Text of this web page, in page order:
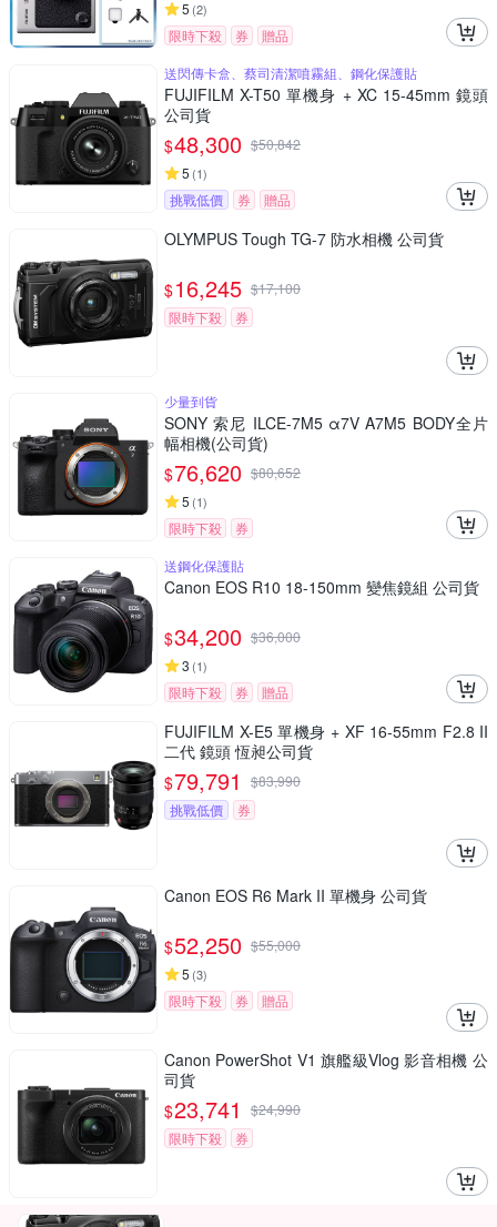
5 (2)
限時下殺 券
贈品
送閃傳卡盒、蔡司清潔噴霧組、鋼化保護貼
FUJIFILM X-T50 單機身 + XC 15-45mm 鏡頭
公司貨
$48,300 $50,842
5 (1)
挑戰低價 券 贈品
OLYMPUS Tough TG-7 防水相機 公司貨
$16,245 $17,100
限時下殺
券
少量到貨
SONY 索尼 ILCE-7M5 α7V A7M5 BODY全片
幅相機(公司貨)
$76,620 $80,652
5 (1)
限時下殺
券
送鋼化保護貼
Canon EOS R10 18-150mm 變焦鏡組 公司貨
$34,200 $36,000
3 (1)
限時下殺 券 贈品
FUJIFILM X-E5 單機身 + XF 16-55mm F2.8 II
二代 鏡頭 恆昶公司貨
$79,791 $83,990
挑戰低價
券
Canon EOS R6 Mark II 單機身 公司貨
$52,250 $55,000
5 (3)
限時下殺 券 贈品
Canon PowerShot V1 旗艦級Vlog 影音相機 公
司貨
$23,741 $24,990
限時下殺
券